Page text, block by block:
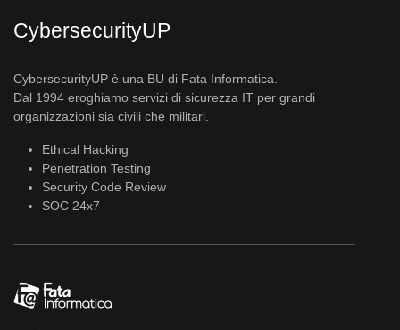
CybersecurityUP
CybersecurityUP è una BU di Fata Informatica.
Dal 1994 eroghiamo servizi di sicurezza IT per grandi
organizzazioni sia civili che militari.
Ethical Hacking
Penetration Testing
Security Code Review
SOC 24x7